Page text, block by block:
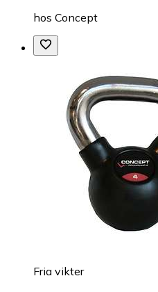
hos Concept
Fria vikter